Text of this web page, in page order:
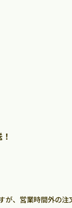
が、営業時間外の